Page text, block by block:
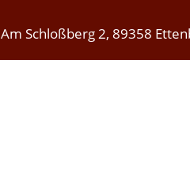
Am Schloßberg 2, 89358